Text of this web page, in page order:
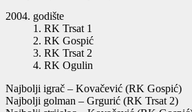
godište
1. RK Trsat 1
2. RK Gospić
3. RK Trsat 2
4. RK Ogulin
Najbolji igrač – Kovačević (RK Gospić)
Najbolji golman – Grgurić (RK Trsat 2)